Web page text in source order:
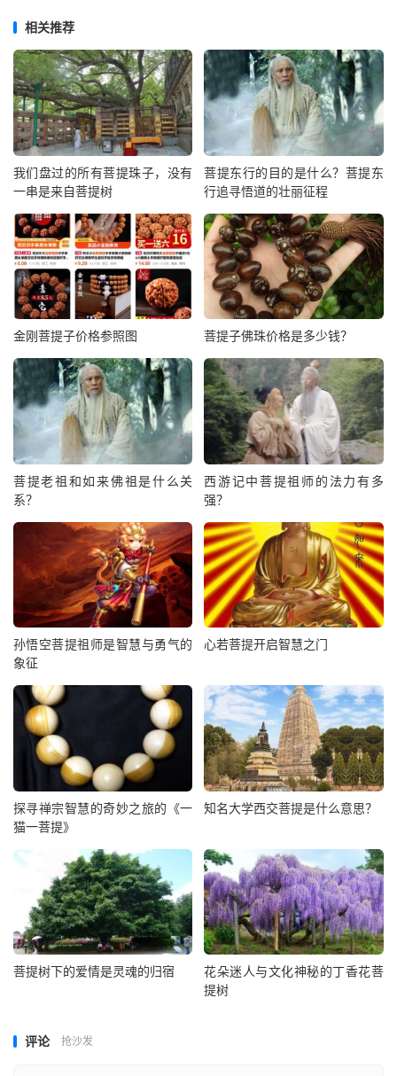
相关推荐
我们盘过的所有菩提珠子，没有
一串是来自菩提树
菩提东行的目的是什么？菩提东
行追寻悟道的壮丽征程
金刚菩提子价格参照图 菩提子佛珠价格是多少钱？
菩提老祖和如来佛祖是什么关
系？
西游记中菩提祖师的法力有多
强？
孙悟空菩提祖师是智慧与勇气的
象征
心若菩提开启智慧之门
探寻禅宗智慧的奇妙之旅的《一
猫一菩提》
知名大学西交菩提是什么意思？
菩提树下的爱情是灵魂的归宿
花朵迷人与文化神秘的丁香花菩
提树
评论 抢沙发